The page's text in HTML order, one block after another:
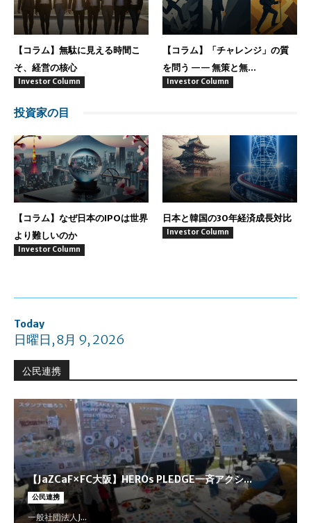
【コラム】無駄に見える時間こ
そ、経営の核心
Investor Column
【コラム】「チャレンジ」の質
を問う —— 無策と無...
Investor Column
投資家の目
【コラム】なぜ日本のIPOは世界
より難しいのか
Investor Column
日本と韓国の30年経済成長対比
Investor Column
Today
日曜日, 8月 9, 2026
公民連携
【JaZCaF×FC大阪】HEROs PLEDGE一斉アクシ...
公民連携
一般社団法人J...